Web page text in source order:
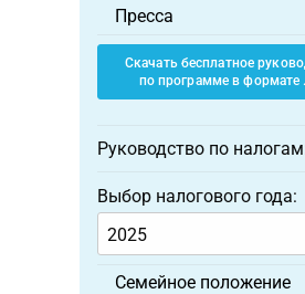
Пресса
Скачать бесплатное
по программе в формате
Руководство по
Выбор налогового года:
Семейное положение